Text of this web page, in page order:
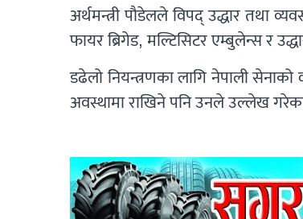
अर्थमन्त्री पौडेलले विपद् उद्धार तथा
फायर ब्रिगेड, मल्टिसिटर एम्बुलेन्स र
डढेलो नियन्त्रणका लागि नेपाली
अवस्थामा राखिने पनि उनले उल्लेख